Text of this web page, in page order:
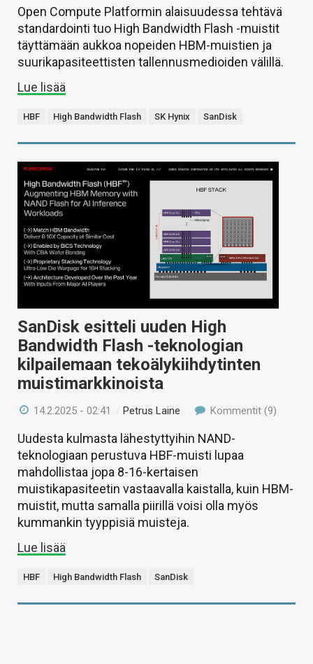
Open Compute Platformin alaisuudessa tehtävä
standardointi tuo High Bandwidth Flash -muistit
täyttämään aukkoa nopeiden HBM-muistien ja
suurikapasiteettisten tallennusmedioiden välillä.
Lue lisää
HBF High Bandwidth Flash SK Hynix SanDisk
SanDisk esitteli uuden High
Bandwidth Flash -teknologian
kilpailemaan tekoälykiihdytinten
muistimarkkinoista
14.2.2025 - 02:41 /Petrus Laine Kommentit (9)
Uudesta kulmasta lähestyttyihin NAND-
teknologiaan perustuva HBF-muisti lupaa
mahdollistaa jopa 8-16-kertaisen
muistikapasiteetin vastaavalla kaistalla, kuin HBM-
muistit, mutta samalla piirillä voisi olla myös
kummankin tyyppisiä muisteja.
Lue lisää
HBF High Bandwidth Flash SanDisk